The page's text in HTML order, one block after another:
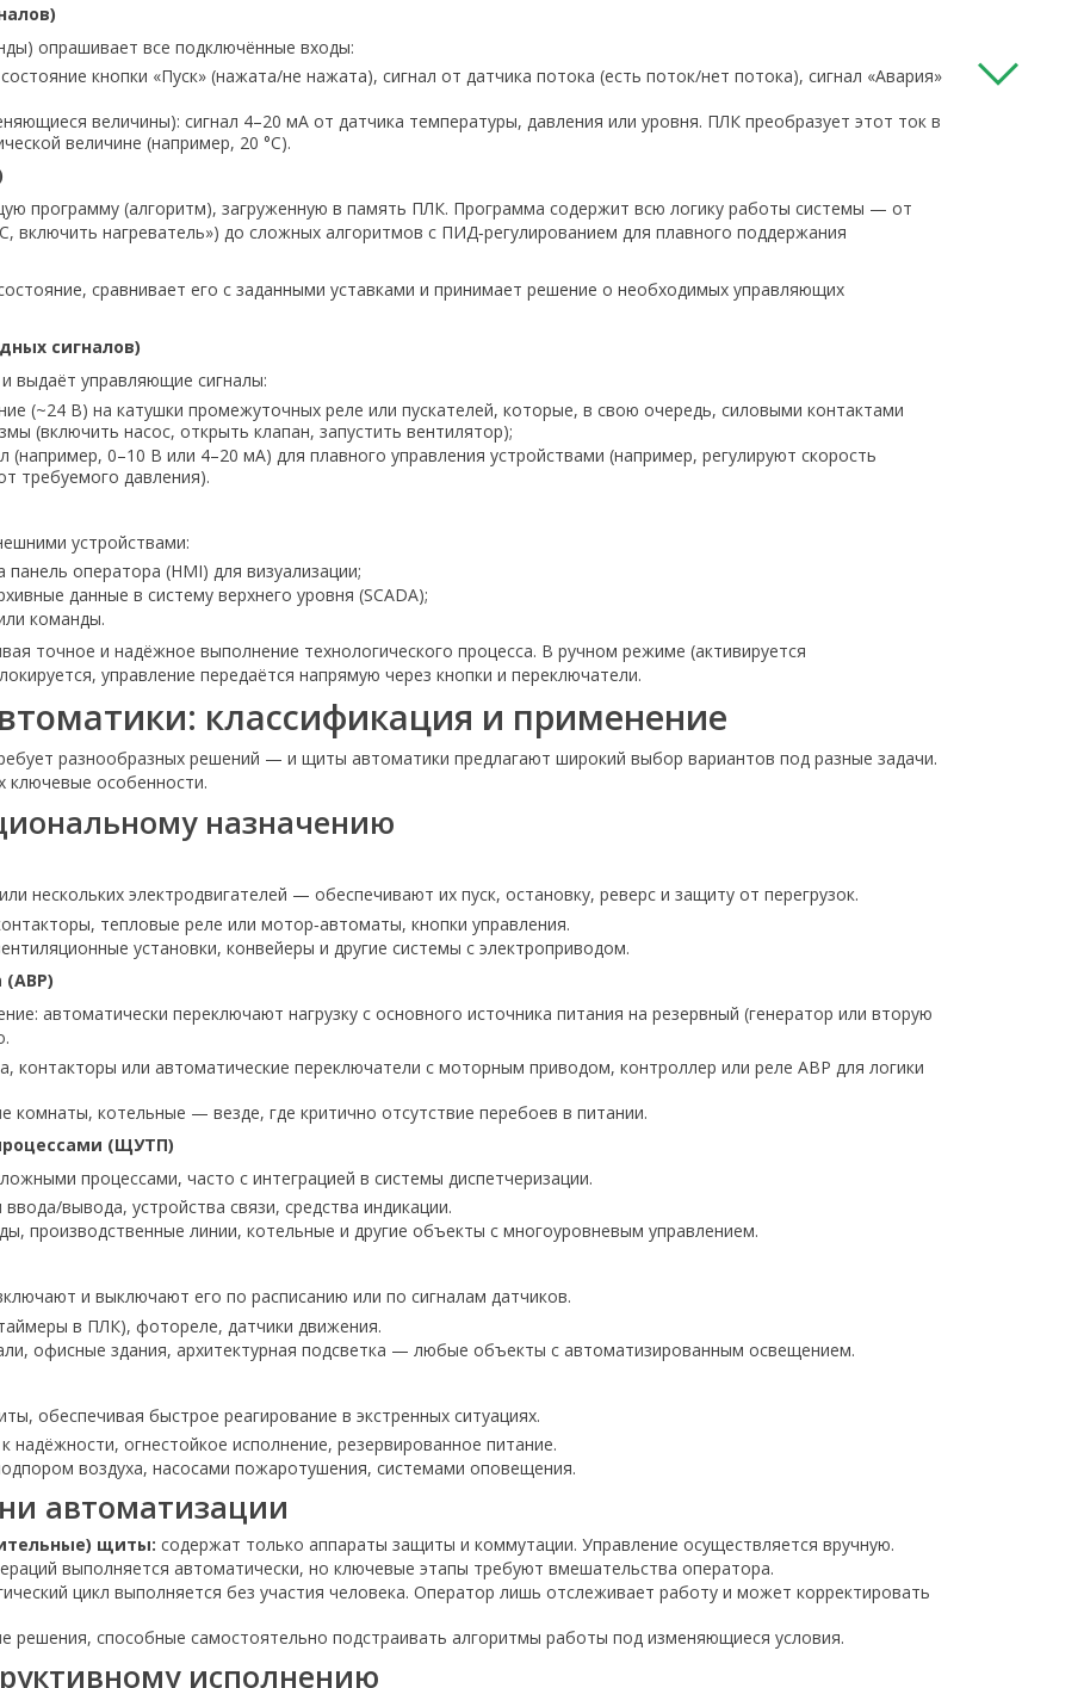
опрашивает все подключённые входы:
кнопки «Пуск» (нажата/не нажата), сигнал от датчика потока (есть поток/нет потока), сигнал «Авария»
величины): сигнал 4–20 мА от датчика температуры, давления или уровня. ПЛК преобразует этот ток в
величине (например, 20 °C).
программу (алгоритм), загруженную в память ПЛК. Программа содержит всю логику работы системы — от
включить нагреватель») до сложных алгоритмов с ПИД‑регулированием для плавного поддержания
сравнивает его с заданными уставками и принимает решение о необходимых управляющих
сигналов)
выдаёт управляющие сигналы:
(~24 В) на катушки промежуточных реле или пускателей, которые, в свою очередь, силовыми контактами
(включить насос, открыть клапан, запустить вентилятор);
(например, 0–10 В или 4–20 мА) для плавного управления устройствами (например, регулируют скорость
требуемого давления).
устройствами:
оператора (HMI) для визуализации;
данные в систему верхнего уровня (SCADA);
команды.
точное и надёжное выполнение технологического процесса. В ручном режиме (активируется
управление передаётся напрямую через кнопки и переключатели.
классификация и применение
разнообразных решений — и щиты автоматики предлагают широкий выбор вариантов под разные задачи.
ключевые особенности.
назначению
нескольких электродвигателей — обеспечивают их пуск, остановку, реверс и защиту от перегрузок.
тепловые реле или мотор‑автоматы, кнопки управления.
установки, конвейеры и другие системы с электроприводом.
(АВР)
автоматически переключают нагрузку с основного источника питания на резервный (генератор или вторую
контакторы или автоматические переключатели с моторным приводом, контроллер или реле АВР для логики
комнаты, котельные — везде, где критично отсутствие перебоев в питании.
(ЩУТП)
процессами, часто с интеграцией в системы диспетчеризации.
вывода, устройства связи, средства индикации.
производственные линии, котельные и другие объекты с многоуровневым управлением.
и выключают его по расписанию или по сигналам датчиков.
в ПЛК), фотореле, датчики движения.
офисные здания, архитектурная подсветка — любые объекты с автоматизированным освещением.
обеспечивая быстрое реагирование в экстренных ситуациях.
огнестойкое исполнение, резервированное питание.
воздуха, насосами пожаротушения, системами оповещения.
автоматизации
щиты: содержат только аппараты защиты и коммутации. Управление осуществляется вручную.
выполняется автоматически, но ключевые этапы требуют вмешательства оператора.
цикл выполняется без участия человека. Оператор лишь отслеживает работу и может корректировать
решения, способные самостоятельно подстраивать алгоритмы работы под изменяющиеся условия.
исполнению